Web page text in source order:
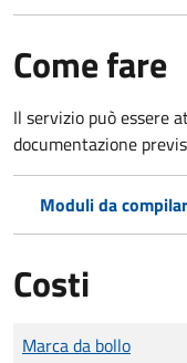
Come fare
Il servizio può essere
documentazione
Moduli da
Costi
Tipo di pagamento
Importo
Marca da bollo